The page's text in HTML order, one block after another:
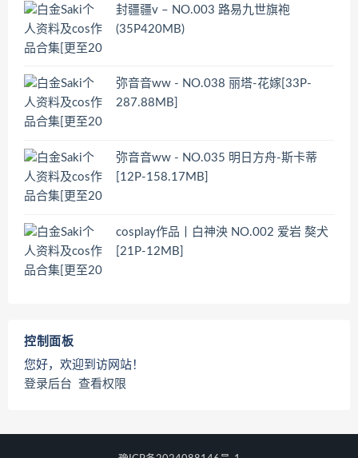
封疆疆v – NO.003 路易九世旗袍
(35P420MB)
弥音音ww - NO.038 丽塔-花嫁[33P-
287.88MB]
弥音音ww - NO.035 明日方舟-斯卡蒂
[12P-158.17MB]
cosplay作品丨白神泱 NO.002 爱岩 獒犬
[21P-12MB]
控制面板
您好，欢迎到访网站！
登录后台
查看权限